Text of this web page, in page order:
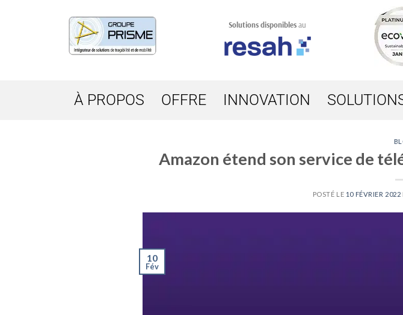
Solutions disponiblesau
À PROPOS OFFRE INNOVATION
Amazon étend son service de
POSTÉ LE 10 FÉVRIER 2022
10
Fév